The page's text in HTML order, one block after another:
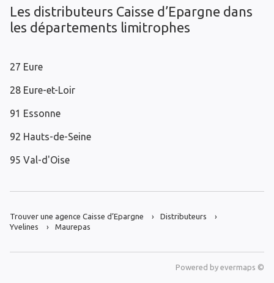
Les distributeurs Caisse d’Epargne dans
les départements limitrophes
27 Eure
28 Eure-et-Loir
91 Essonne
92 Hauts-de-Seine
95 Val-d'Oise
Trouver une agence Caisse d’Epargne
Distributeurs
Yvelines
Maurepas
Powered by evermaps ©